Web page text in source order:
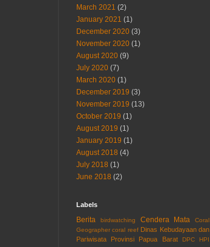
March 2021 (2)
January 2021 (1)
December 2020 (3)
November 2020 (1)
August 2020 (9)
July 2020 (7)
March 2020 (1)
December 2019 (3)
November 2019 (13)
October 2019 (1)
August 2019 (1)
January 2019 (1)
August 2018 (4)
July 2018 (1)
June 2018 (2)
Labels
Berita birdwatching Cendera Mata
Coral
Geographer coral reef Dinas Kebudayaan dan
Pariwisata Provinsi Papua Barat
DPC HPI